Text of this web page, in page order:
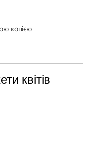
копією
квітів